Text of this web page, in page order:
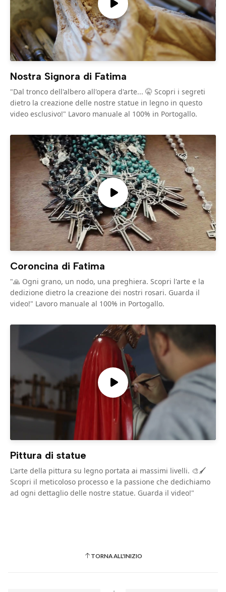
Nostra Signora di Fatima
"Dal tronco dell'albero all'opera d'arte... 🤫 Scopri i segreti
dietro la creazione delle nostre statue in legno in questo
video esclusivo!" Lavoro manuale al 100% in Portogallo.
Coroncina di Fatima
"🙏 Ogni grano, un nodo, una preghiera. Scopri l'arte e la
dedizione dietro la creazione dei nostri rosari. Guarda il
video!" Lavoro manuale al 100% in Portogallo.
Pittura di statue
L'arte della pittura su legno portata ai massimi livelli. 🎨🖌️
Scopri il meticoloso processo e la passione che dedichiamo
ad ogni dettaglio delle nostre statue. Guarda il video!"
TORNA ALL'INIZIO